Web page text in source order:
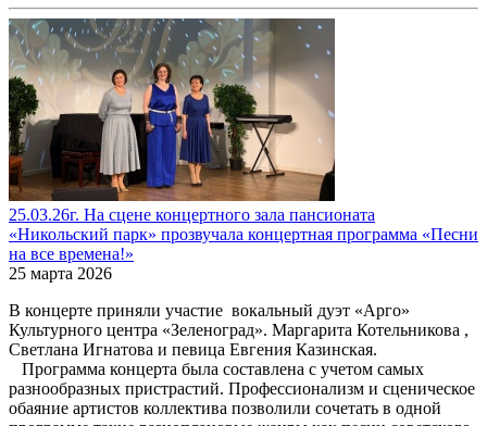
25.03.26г. На сцене концертного зала пансионата
«Никольский парк» прозвучала концертная программа «Песни
на все времена!»
25 марта 2026
В концерте приняли участие вокальный дуэт «Арго»
Культурного центра «Зеленоград». Маргарита Котельникова ,
Светлана Игнатова и певица Евгения Казинская.
Программа концерта была составлена с учетом самых
разнообразных пристрастий. Профессионализм и сценическое
обаяние артистов коллектива позволили сочетать в одной